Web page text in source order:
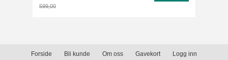
599,00
Forside Bli kunde Om oss Gavekort Logg inn